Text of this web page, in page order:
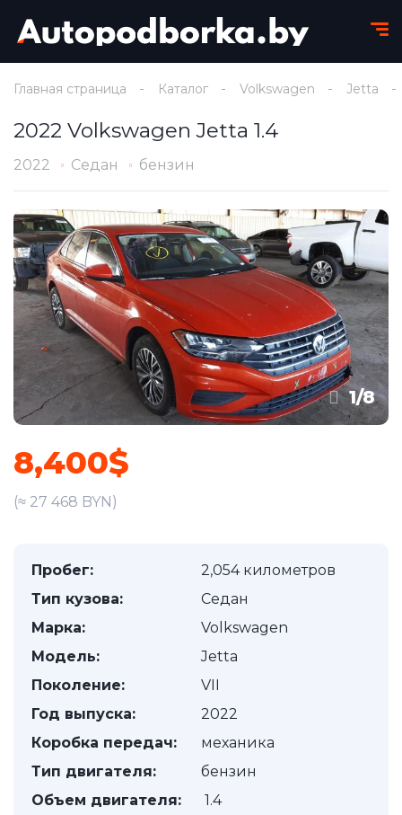
Главная страница Каталог Volkswagen Jetta
2022 Volkswagen Jetta 1.4
2022 Седан бензин
1/8
8,400$
(≈ 27 468 BYN)
Пробег:
2,054 километров
Тип кузова:
Седан
Марка:
Volkswagen
Модель:
Jetta
Поколение:
VII
Год выпуска:
2022
Коробка передач:
механика
Тип двигателя:
бензин
Объем двигателя:
1.4